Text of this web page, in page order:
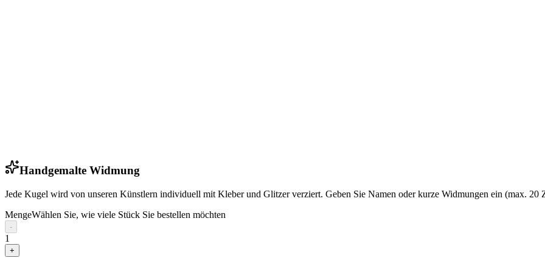
Handgemalte Widmung
Jede Kugel wird von unseren Künstlern individuell mit Kleber und Glitzer verziert. Geben Sie Namen oder kurze Widmungen ein (max. 20
MengeWählen Sie, wie viele Stück Sie bestellen möchten
-
1
+